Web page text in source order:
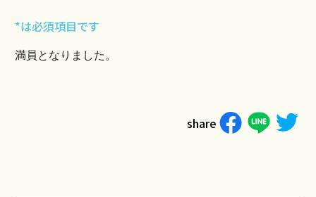
*は必須項目です
満員となりました。
share